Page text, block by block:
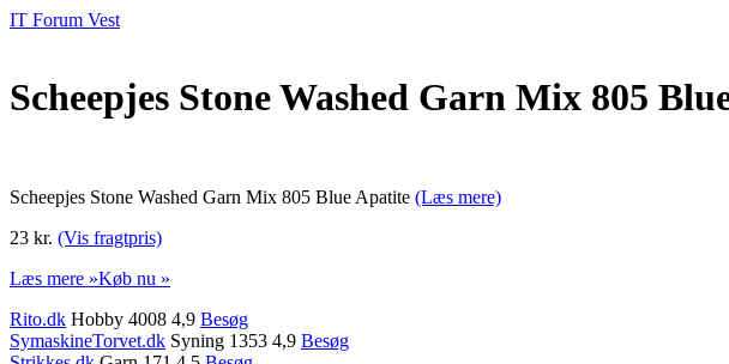
IT Forum Vest
Scheepjes Stone Washed Garn Mix 805
Scheepjes Stone Washed Garn Mix 805 Blue Apatite (Læs mere)
23 kr. (Vis fragtpris)
Læs mere »Køb nu »
Rito.dk Hobby 4008 4,9 Besøg
SymaskineTorvet.dk Syning 1353 4,9 Besøg